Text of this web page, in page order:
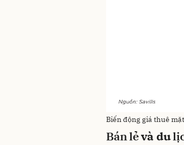
Biến động giá thuê
Bánlẻvà du